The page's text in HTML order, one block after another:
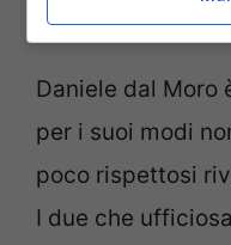
Daniele dal Moro
per i suoi modi
poco rispettosi
I due che